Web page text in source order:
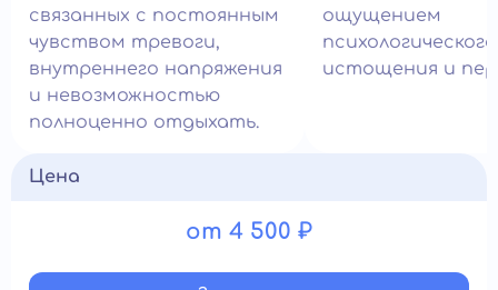
связанных с постоянным
чувством тревоги,
внутреннего напряжения
и невозможностью
полноценно отдыхать.
ощущением
психологического
истощения и
Цена
от 4 500 ₽